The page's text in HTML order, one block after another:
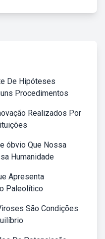
De Hipóteses
Procedimentos
Realizados Por
óbvio Que Nossa
Humanidade
Apresenta
Paleolítico
São Condições